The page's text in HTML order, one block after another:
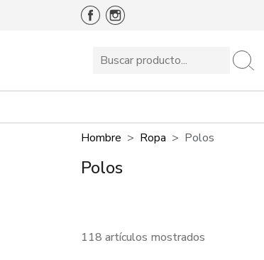
Hombre Ropa Polos
Polos
118 artículos mostrados